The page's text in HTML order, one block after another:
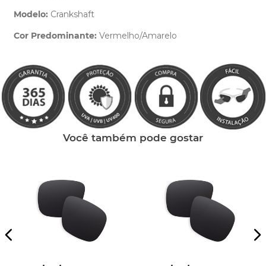
Modelo: Crankshaft
Cor Predominante: Vermelho/Amarelo
Você também pode gostar